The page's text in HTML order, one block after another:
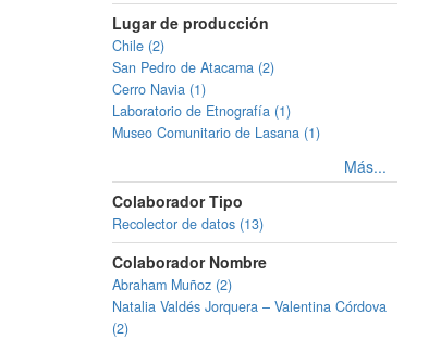
Lugar de producción
Chile (2)
San Pedro de Atacama (2)
Cerro Navia (1)
Laboratorio de Etnografía (1)
Museo Comunitario de Lasana (1)
Más...
Colaborador Tipo
Recolector de datos (13)
Colaborador Nombre
Abraham Muñoz (2)
Natalia Valdés Jorquera – Valentina Córdova
(2)